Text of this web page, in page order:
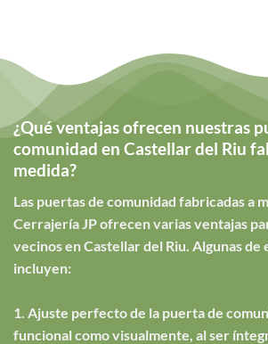
¿Qué ventajas ofrecen nuestras
comunidad en Castellar del Riu
medida?
Las puertas de comunidad fabricadas a
Cerrajería JP ofrecen varias ventajas
vecinos en Castellar del Riu. Algunas de
incluyen:
1. Ajuste perfecto de la puerta de
funcional como visualmente, al ser